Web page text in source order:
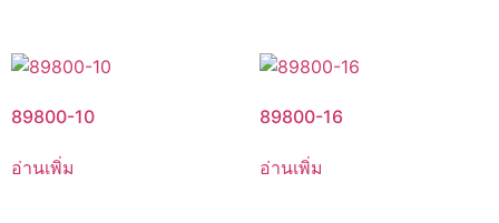
89800-10
อ่านเพิ่ม
89800-16
อ่านเพิ่ม